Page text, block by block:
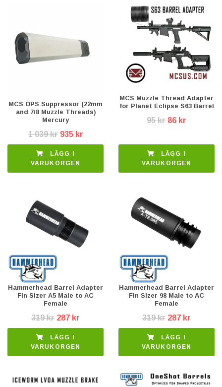
MCS OPS Suppressor (22mm
and 7/8 Muzzle Threads)
Mercury
1 039 kr 935 kr
VARUKORGEN
MCS Muzzle Thread Adapter
for Planet Eclipse S63 Barrel
95 kr 86 kr
VARUKORGEN
Hammerhead Barrel Adapter
Fin Sizer A5 Male to AC
Female
319 kr 287 kr
VARUKORGEN
Hammerhead Barrel Adapter
Fin Sizer 98 Male to AC
Female
319 kr 287 kr
VARUKORGEN